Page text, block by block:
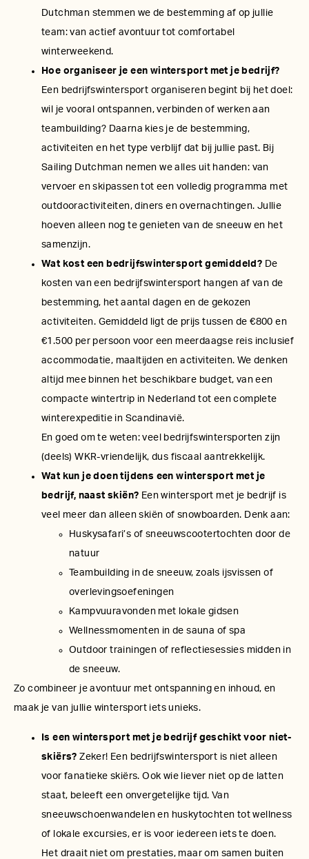
Dutchman stemmen we de bestemming af op jullie
team: van actief avontuur tot comfortabel
winterweekend.
Hoe organiseer je een wintersport met je bedrijf?
Een bedrijfswintersport organiseren begint bij het doel:
wil je vooral ontspannen, verbinden of werken aan
teambuilding? Daarna kies je de bestemming,
activiteiten en het type verblijf dat bij jullie past. Bij
Sailing Dutchman nemen we alles uit handen: van
vervoer en skipassen tot een volledig programma met
outdooractiviteiten, diners en overnachtingen. Jullie
hoeven alleen nog te genieten van de sneeuw en het
samenzijn.
Wat kost een bedrijfswintersport gemiddeld? De
kosten van een bedrijfswintersport hangen af van de
bestemming, het aantal dagen en de gekozen
activiteiten. Gemiddeld ligt de prijs tussen de €800 en
€1.500 per persoon voor een meerdaagse reis inclusief
accommodatie, maaltijden en activiteiten. We denken
altijd mee binnen het beschikbare budget, van een
compacte wintertrip in Nederland tot een complete
winterexpeditie in Scandinavië.
En goed om te weten: veel bedrijfswintersporten zijn
(deels) WKR-vriendelijk, dus fiscaal aantrekkelijk.
Wat kun je doen tijdens een wintersport met je
bedrijf, naast skiën? Een wintersport met je bedrijf is
veel meer dan alleen skiën of snowboarden. Denk aan:
Huskysafari’s of sneeuwscootertochten door de
natuur
Teambuilding in de sneeuw, zoals ijsvissen of
overlevingsoefeningen
Kampvuuravonden met lokale gidsen
Wellnessmomenten in de sauna of spa
Outdoor trainingen of reflectiesessies midden in
de sneeuw.
Zo combineer je avontuur met ontspanning en inhoud, en
maak je van jullie wintersport iets unieks.
Is een wintersport met je bedrijf geschikt voor niet-
skiërs?Zeker! Een bedrijfswintersport is niet alleen
voor fanatieke skiërs. Ook wie liever niet op de latten
staat, beleeft een onvergetelijke tijd. Van
sneeuwschoenwandelen en huskytochten tot wellness
of lokale excursies, er is voor iedereen iets te doen.
Het draait niet om prestaties, maar om samen buiten